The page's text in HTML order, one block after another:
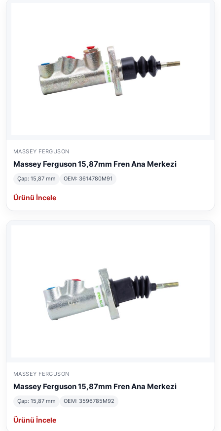
MASSEY FERGUSON
Massey Ferguson 15,87mm Fren Ana Merkezi
Çap: 15,87 mm OEM: 3614780M91
Ürünü İncele
MASSEY FERGUSON
Massey Ferguson 15,87mm Fren Ana Merkezi
Çap: 15,87 mm OEM: 3596785M92
Ürünü İncele